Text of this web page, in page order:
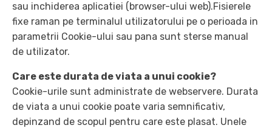
sau inchiderea aplicatiei (browser-ului web).Fisierele
fixe raman pe terminalul utilizatorului pe o perioada in
parametrii Cookie-ului sau pana sunt sterse manual
de utilizator.
Care este durata de viata a unui cookie?
Cookie-urile sunt administrate de webservere. Durata
de viata a unui cookie poate varia semnificativ,
depinzand de scopul pentru care este plasat. Unele